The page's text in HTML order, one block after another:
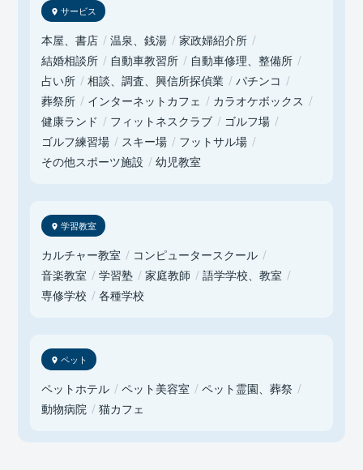
サービス
本屋、書店 温泉、銭湯
家政婦紹介所
結婚相談所
自動車教習所
自動車修理、整備所
占い所
相談、調査、興信所探偵業
パチンコ
葬祭所
インターネットカフェ
カラオケボックス
健康ランド
フィットネスクラブ
ゴルフ場
ゴルフ練習場
スキー場
フットサル場
その他スポーツ施設
幼児教室
学習教室
カルチャー教室
コンピュータースクール
音楽教室
学習塾 家庭教師
語学学校、教室
専修学校
各種学校
ペット
ペットホテル ペット美容室
ペット霊園、葬祭
動物病院
猫カフェ